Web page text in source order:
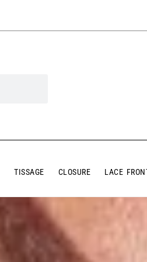
TISSAGE CLOSURE LACE